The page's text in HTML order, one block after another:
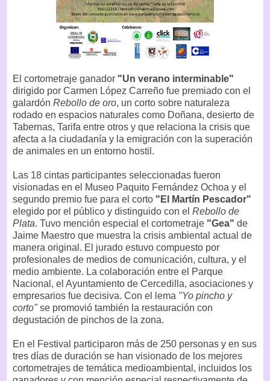
El cortometraje ganador "Un verano interminable"
dirigido por Carmen López Carreño fue premiado con el
galardón Rebollo de oro, un corto sobre naturaleza
rodado en espacios naturales como Doñana, desierto de
Tabernas, Tarifa entre otros y que relaciona la crisis que
afecta a la ciudadanía y la emigración con la superación
de animales en un entorno hostil.
Las 18 cintas participantes seleccionadas fueron
visionadas en el Museo Paquito Fernández Ochoa y el
segundo premio fue para el corto "El Martín Pescador"
elegido por el público y distinguido con el Rebollo de
Plata. Tuvo mención especial el cortometraje "Gea" de
Jaime Maestro que muestra la crisis ambiental actual de
manera original. El jurado estuvo compuesto por
profesionales de medios de comunicación, cultura, y el
medio ambiente. La colaboración entre el Parque
Nacional, el Ayuntamiento de Cercedilla, asociaciones y
empresarios fue decisiva. Con el lema "Yo pincho y
corto"se promovió también la restauración con
degustación de pinchos de la zona.
En el Festival participaron más de 250 personas y en sus
tres días de duración se han visionado de los mejores
cortometrajes de temática medioambiental, incluidos los